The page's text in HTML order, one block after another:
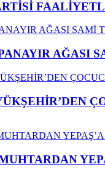
AĞASI
MUHTARDAN